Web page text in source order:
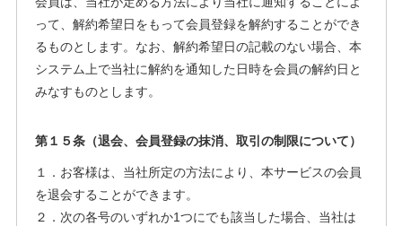
って、解約希望日をもって会員登録を解約することができ
るものとします。なお、解約希望日の記載のない場合、本
システム上で当社に解約を通知した日時を会員の解約日と
みなすものとします。
第１５条（退会、会員登録の抹消、取引の制限について）
１．お客様は、当社所定の方法により、本サービスの会員
を退会することができます。
２．次の各号のいずれか1つにでも該当した場合、当社は